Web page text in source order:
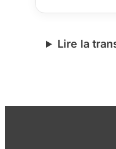
Lire la